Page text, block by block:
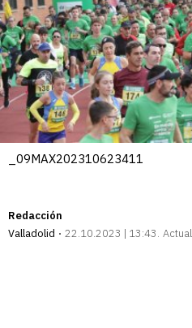
_09MAX202310623411
Redacción
Valladolid
22.10.2023 | 13:43